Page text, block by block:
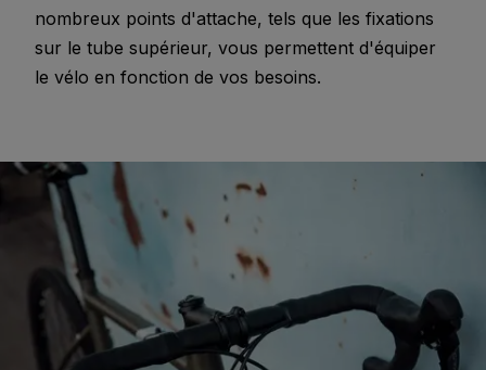
nombreux points d'attache, tels que les fixations
sur le tube supérieur, vous permettent d'équiper
le vélo en fonction de vos besoins.